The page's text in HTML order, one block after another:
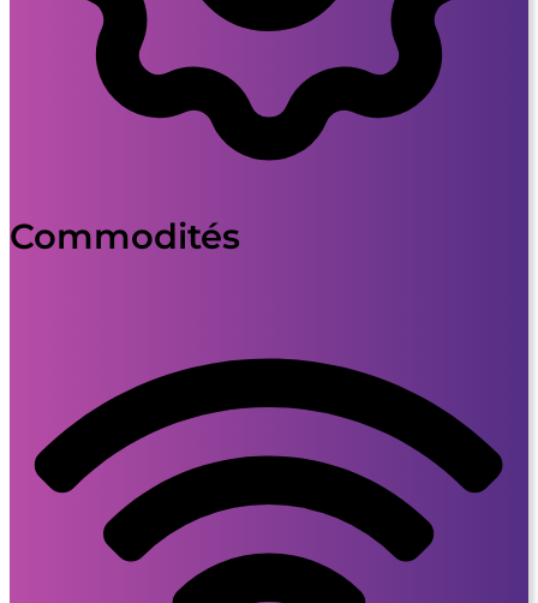
Commodités